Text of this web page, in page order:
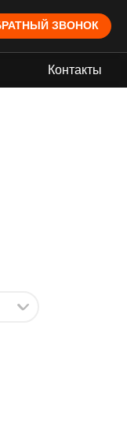
ЗВОНОК
Контакты